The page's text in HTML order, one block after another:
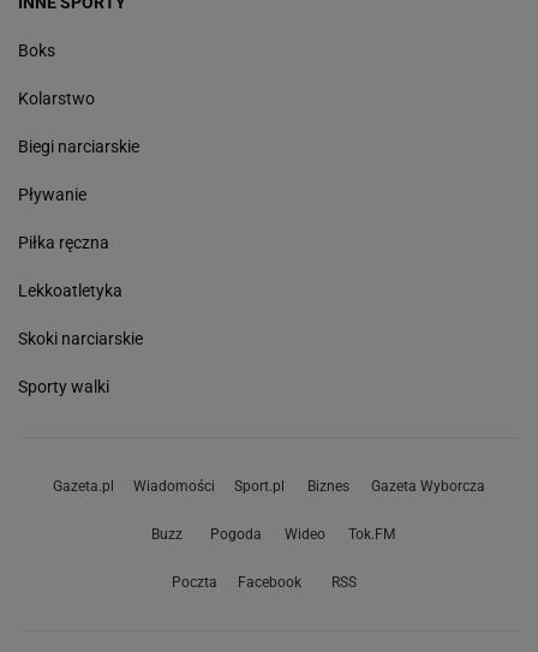
Boks
Kolarstwo
Biegi narciarskie
Pływanie
Piłka ręczna
Lekkoatletyka
Skoki narciarskie
Sporty walki
Gazeta.pl Wiadomości Sport.pl Biznes Gazeta Wyborcza
Buzz Pogoda Wideo Tok.FM
Poczta Facebook RSS